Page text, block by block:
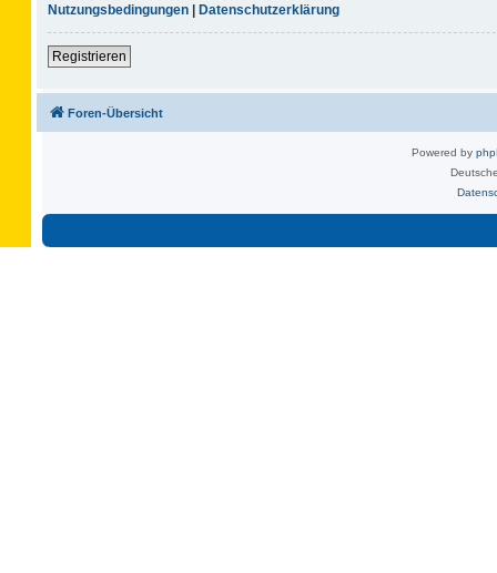
Nutzungsbedingungen | Datenschutzerklärung
Registrieren
Foren-Übersicht
Powered by